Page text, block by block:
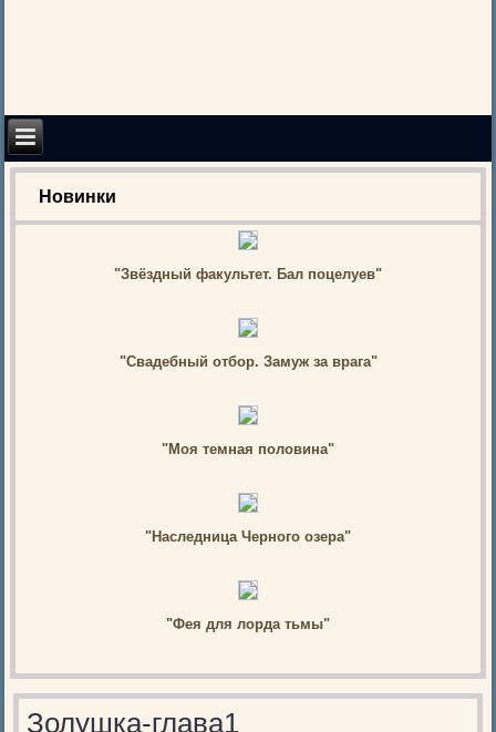
Новинки
"Звёздный факультет. Бал поцелуев"
"Свадебный отбор. Замуж за врага"
"Моя темная половина"
"Наследница Черного озера"
"Фея для лорда тьмы"
Золушка-глава1